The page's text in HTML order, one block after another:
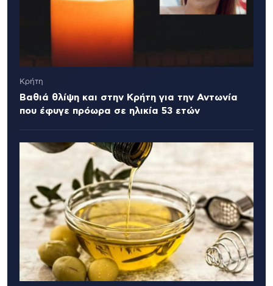
Κρήτη
Βαθιά θλίψη και στην Κρήτη για την Αντωνία
που έφυγε πρόωρα σε ηλικία 53 ετών